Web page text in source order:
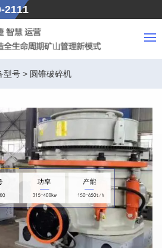
2111
型号 > 圆锥破碎机